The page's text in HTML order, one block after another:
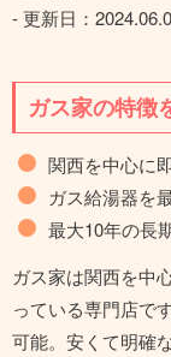
- 更新日：
ガス家の特徴
関西を中心に
ガス給湯器を
最大10年の長
ガス家は関西を中
っている専門店で
可能。安くて明確